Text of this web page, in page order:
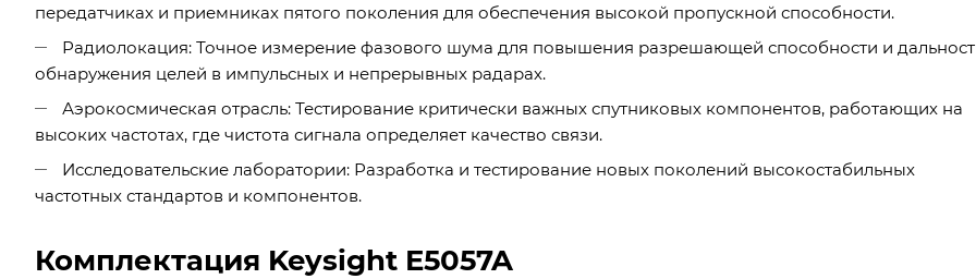
передатчиках и приемниках пятого поколения для обеспечения высокой пропускной способности.
Радиолокация: Точное измерение фазового шума для повышения разрешающей способности и
обнаружения целей в импульсных и непрерывных радарах.
Аэрокосмическая отрасль: Тестирование критически важных спутниковых компонентов, работающих на
высоких частотах, где чистота сигнала определяет качество связи.
Исследовательские лаборатории: Разработка и тестирование новых поколений высокостабильных
частотных стандартов и компонентов.
Комплектация Keysight E5057A